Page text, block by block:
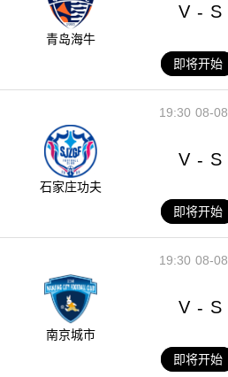
青岛海牛
V - S
即将开始
08-08
19:30
石家庄功夫
V - S
即将开始
08-08
19:30
南京城市
V - S
即将开始